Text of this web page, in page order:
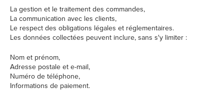
La gestion et le traitement des commandes,
La communication avec les clients,
Le respect des obligations légales et réglementaires.
Les données collectées peuvent inclure, sans s'y limiter :
Nom et prénom,
Adresse postale et e-mail,
Numéro de téléphone,
Informations de paiement.